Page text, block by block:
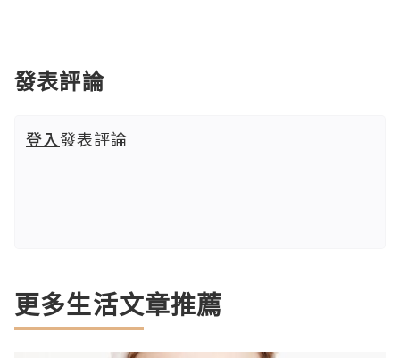
發表評論
登入發表評論
更多生活文章推薦